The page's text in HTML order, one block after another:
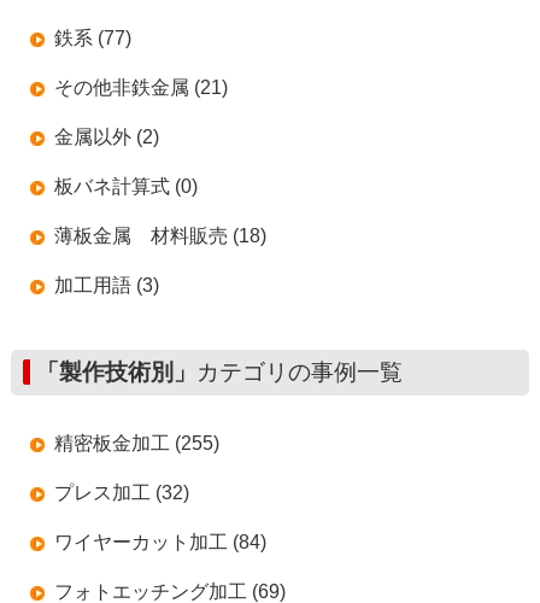
鉄系 (77)
その他非鉄金属 (21)
金属以外 (2)
板バネ計算式 (0)
薄板金属 材料販売 (18)
加工用語 (3)
「製作技術別」 カテゴリの事例一覧
精密板金加工 (255)
プレス加工 (32)
ワイヤーカット加工 (84)
フォトエッチング加工 (69)